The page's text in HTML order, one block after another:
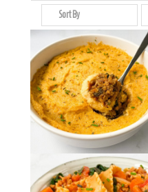
Sort By
admin7980